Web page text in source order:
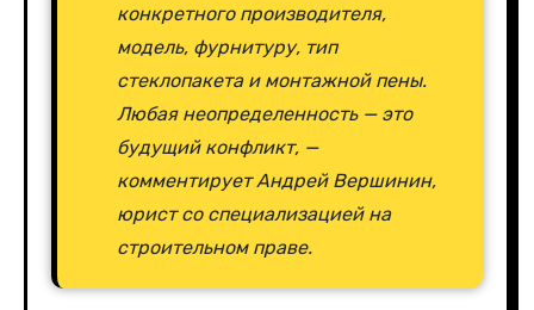
конкретного производителя,
модель, фурнитуру, тип
стеклопакета и монтажной пены.
Любая неопределенность — это
будущий конфликт, —
комментирует Андрей Вершинин,
юрист со специализацией на
строительном праве.